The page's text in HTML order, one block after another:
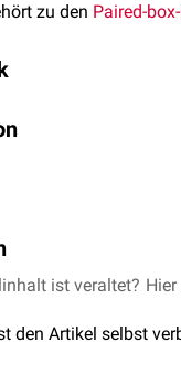
zu den Paired-
- PAX3
,
ist veraltet?
den Artikel selbst